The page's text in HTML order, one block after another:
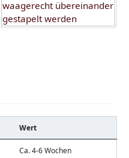
Wert
Ca. 4-6 Wochen